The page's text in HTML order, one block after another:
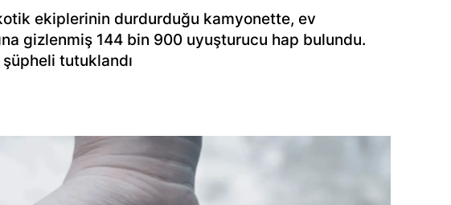
ekiplerinin durdurduğu kamyonette, ev
gizlenmiş 144 bin 900 uyuşturucu hap bulundu.
şüpheli tutuklandı